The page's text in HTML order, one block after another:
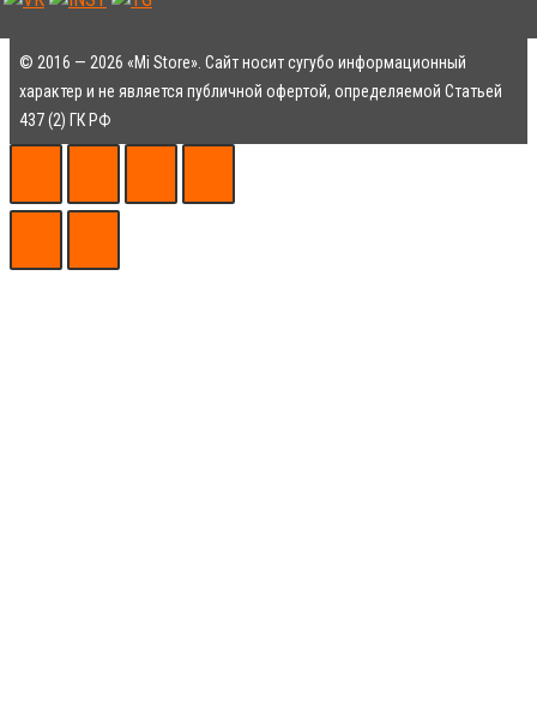
© 2016 — 2026 «Mi Store». Сайт носит сугубо информационный
характер и не является публичной офертой, определяемой Статьей
437 (2) ГК РФ